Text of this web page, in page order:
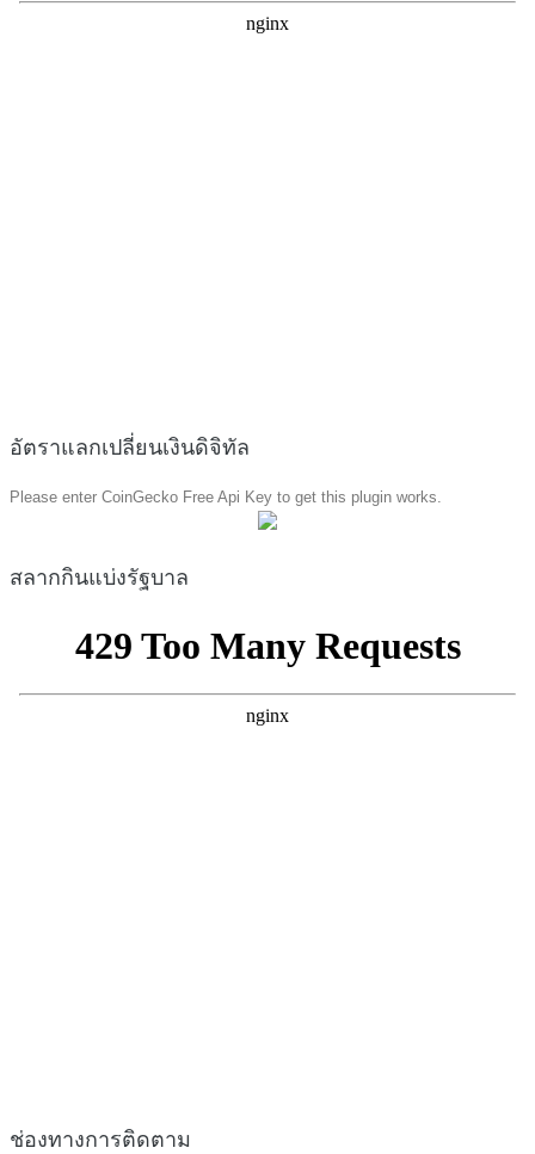
อัตราแลกเปลี่ยนเงินดิจิทัล
Please enter CoinGecko Free Api Key to get this plugin works.
สลากกินแบ่งรัฐบาล
ช่องทางการติดตาม